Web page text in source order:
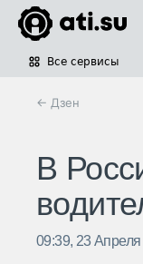
Все сервисы
← Дзен
В
09:39, 23